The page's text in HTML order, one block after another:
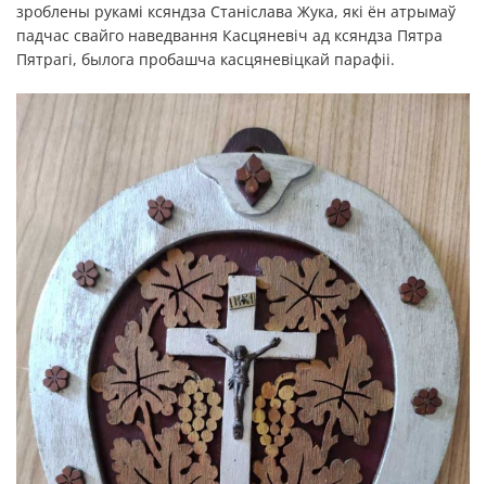
зроблены рукамі ксяндза Станіслава Жука, які ён атрымаў
падчас свайго наведвання Касцяневіч ад ксяндза Пятра
Пятрагі, былога пробашча касцяневіцкай парафіі.